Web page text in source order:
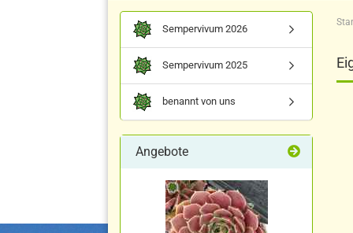
Sempervivum 2026
Sempervivum 2025
benannt von uns
Angebote